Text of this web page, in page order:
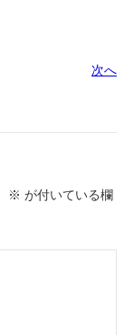
次へ
※ が付いている欄